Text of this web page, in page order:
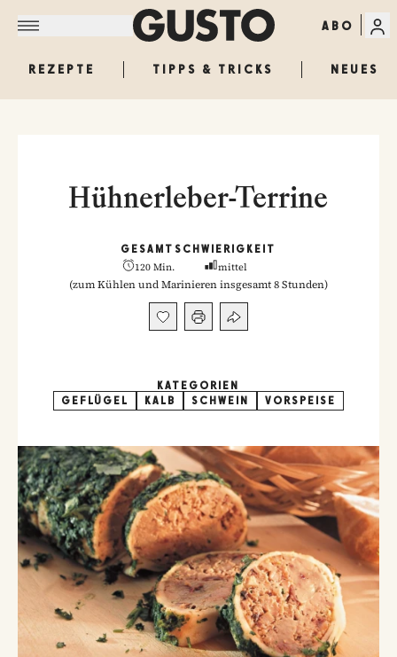
ABO
REZEPTE TIPPS & TRICKS NEUES
Hühnerleber-Terrine
GESAMT
120 Min.
SCHWIERIGKEIT
mittel
(zum Kühlen und Marinieren insgesamt 8 Stunden)
KATEGORIEN
GEFLÜGEL
KALB SCHWEIN VORSPEISE